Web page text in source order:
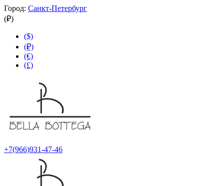
Город: Санкт-Петербург
(₽)
($)
(₽)
(€)
(£)
+7(966)931-47-46